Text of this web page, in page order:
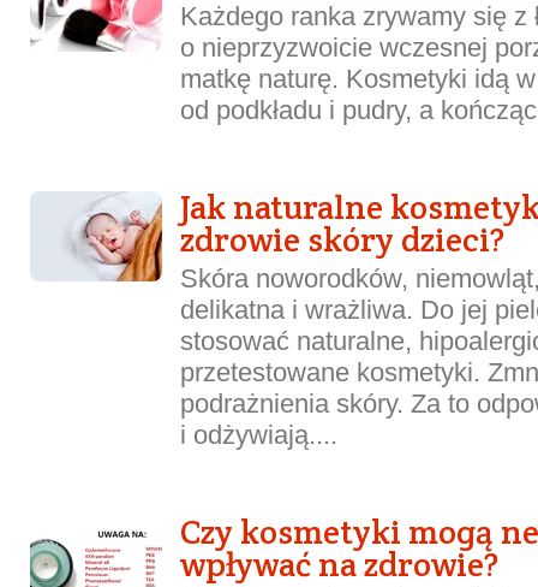
Każdego ranka zrywamy się z
o nieprzyzwoicie wczesnej
matkę naturę. Kosmetyki idą
od podkładu i pudry, a
Jak naturalne
zdrowie skóry dzieci?
Skóra noworodków,
delikatna i wrażliwa. Do jej
stosować naturalne,
przetestowane kosmetyki.
podrażnienia skóry. Za to
i odżywiają....
Czy kosmetyki mogą
wpływać na zdrowie?